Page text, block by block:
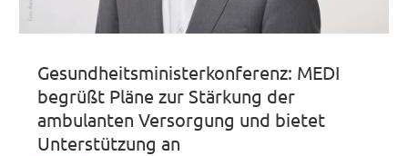
Gesundheitsministerkonferenz: MEDI
begrüßt Pläne zur Stärkung der
ambulanten Versorgung und bietet
Unterstützung an